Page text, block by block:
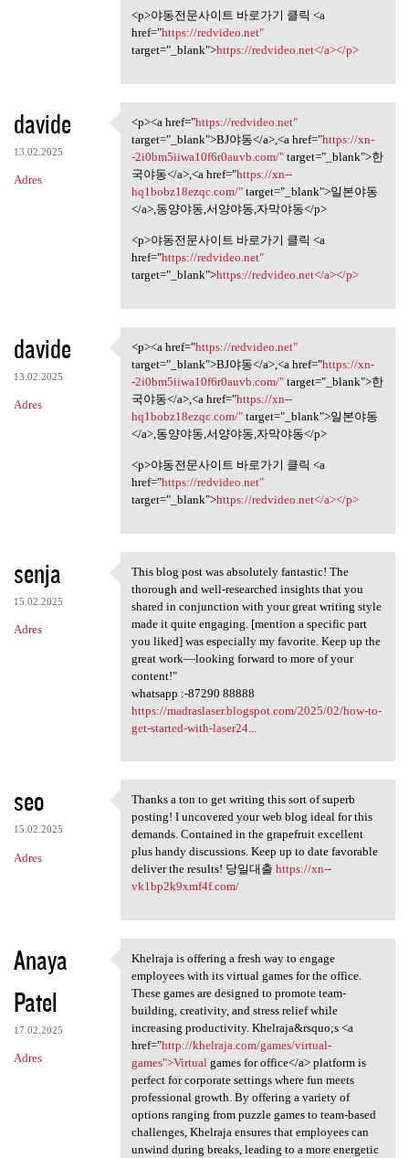
<p>야동전문사이트 바로가기 클릭 <a
href="https://redvideo.net"
target="_blank">https://redvideo.net</a></p>
davide
13.02.2025
Adres
<p><a href="https://redvideo
<p><a href="https://redvideo.net"
target="_blank">BJ야동</a>,<a href="https://xn-
-2i0bm5iiwa10f6r0auvb.com/"target="_blank">한
국야동</a>,<a href="https://xn--
hq1bobz18ezqc.com/"target="_blank">일본야동
</a>,동양야동,서양야동,자막야동</p>
<p>야동전문사이트 바로가기 클릭 <a
href="https://redvideo.net"
target="_blank">https://redvideo.net</a></p>
davide
13.02.2025
Adres
<p><a href="https://redvideo
<p><a href="https://redvideo.net"
target="_blank">BJ야동</a>,<a href="https://xn-
-2i0bm5iiwa10f6r0auvb.com/"target="_blank">한
국야동</a>,<a href="https://xn--
hq1bobz18ezqc.com/"target="_blank">일본야동
</a>,동양야동,서양야동,자막야동</p>
<p>야동전문사이트 바로가기 클릭 <a
href="https://redvideo.net"
target="_blank">https://redvideo.net</a></p>
senja
15.02.2025
Adres
This blog post was absolutely
This blog post was absolutely fantastic! The
thorough and well-researched insights that you
shared in conjunction with your great writing style
made it quite engaging. [mention a specific part
you liked] was especially my favorite. Keep up the
great work—looking forward to more of your
content!"
whatsapp :-87290 88888
https://madraslaser.blogspot.com/2025/02/how-to-
get-started-with-laser24...
seo
15.02.2025
Adres
Thanks a ton to get writing
Thanks a ton to get writing this sort of superb
posting! I uncovered your web blog ideal for this
demands. Contained in the grapefruit excellent
plus handy discussions. Keep up to date favorable
deliver the results! 당일대출 https://xn--
vk1bp2k9xmf4f.com/
Anaya
Patel
17.02.2025
Adres
Khelraja is offering a fresh
Khelraja is offering a fresh way to engage
employees with its virtual games for the office.
These games are designed to promote team-
building, creativity, and stress relief while
increasing productivity. Khelraja&rsquo;s <a
href="http://khelraja.com/games/virtual-
games">Virtualgames for office</a> platform is
perfect for corporate settings where fun meets
professional growth. By offering a variety of
options ranging from puzzle games to team-based
challenges, Khelraja ensures that employees can
unwind during breaks, leading to a more energetic